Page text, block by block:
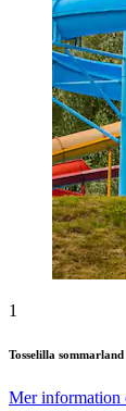
1
Tosselilla sommarland
Mer information